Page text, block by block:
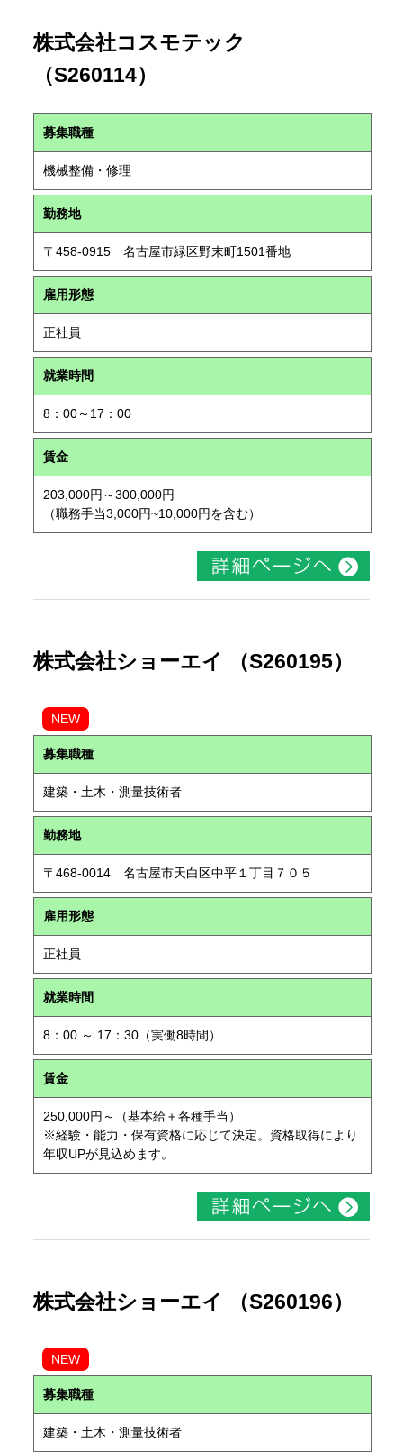
株式会社コスモテック
（S260114）
募集職種
機械整備・修理
勤務地
〒458-0915 名古屋市緑区野末町1501番地
雇用形態
正社員
就業時間
8：00～17：00
賃金
203,000円～300,000円
（職務手当3,000円~10,000円を含む）
株式会社ショーエイ （S260195）
NEW
募集職種
建築・土木・測量技術者
勤務地
〒468-0014 名古屋市天白区中平１丁目７０５
雇用形態
正社員
就業時間
8：00 ～ 17：30（実働8時間）
賃金
250,000円～（基本給＋各種手当）
※経験・能力・保有資格に応じて決定。資格取得により
年収UPが見込めます。
株式会社ショーエイ （S260196）
NEW
募集職種
建築・土木・測量技術者